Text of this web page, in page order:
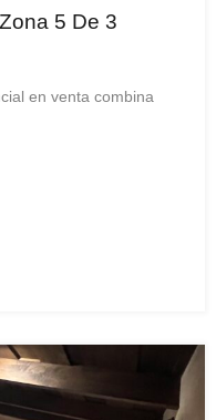
5 De 3
en venta combina